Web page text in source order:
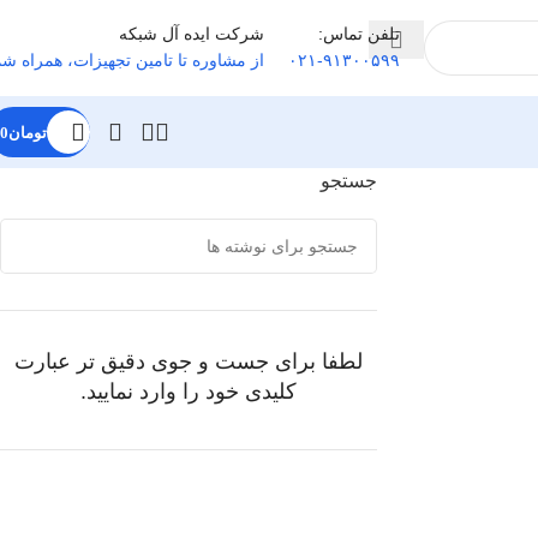
تلفن تماس:
۰۲۱-۹۱۳۰۰۵۹۹
شرکت ایده آل شبکه
از مشاوره تا تامین تجهیزات، همراه
تومان0
جستجو
لطفا برای جست و جوی دقیق تر عبارت
کلیدی خود را وارد نمایید.